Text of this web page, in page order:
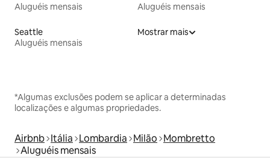
Aluguéis mensais
Aluguéis mensais
Seattle
Aluguéis mensais
Mostrar mais
*Algumas exclusões podem se aplicar a determinadas
localizações e algumas propriedades.
Airbnb Itália Lombardia Milão Mombretto
Aluguéis mensais